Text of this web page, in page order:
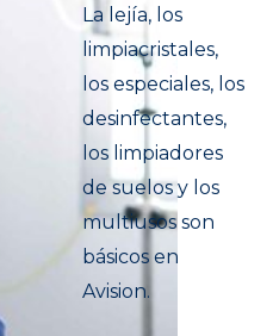
La lejía, los
limpiacristales,
los especiales, los
desinfectantes,
los limpiadores
de suelos y los
multiusos son
básicos en
Avision.